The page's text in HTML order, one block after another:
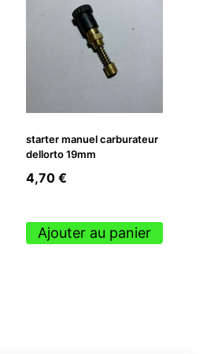
starter manuel carburateur
dellorto 19mm
4,70€
Ajouter au panier